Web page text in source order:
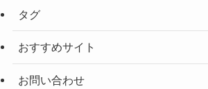
タグ
おすすめサイト
お問い合わせ